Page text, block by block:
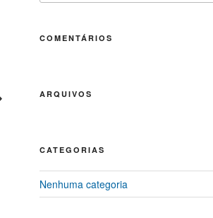
COMENTÁRIOS
ARQUIVOS
CATEGORIAS
Nenhuma categoria